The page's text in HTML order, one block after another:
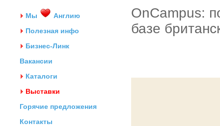
Мы
Англию
Полезная инфо
Бизнес-Линк
Вакансии
Каталоги
Выставки
Горячие предложения
Контакты
OnCampus:
базе